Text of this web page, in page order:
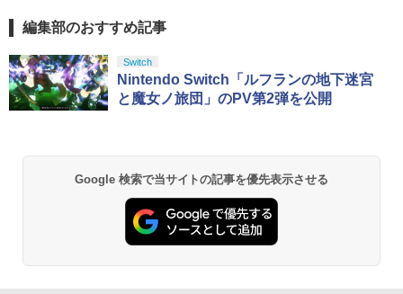
編集部のおすすめ記事
Switch
Nintendo Switch「ルフランの地下迷宮
と魔女ノ旅団」のPV第2弾を公開
Google 検索で当サイトの記事を優先表示させる